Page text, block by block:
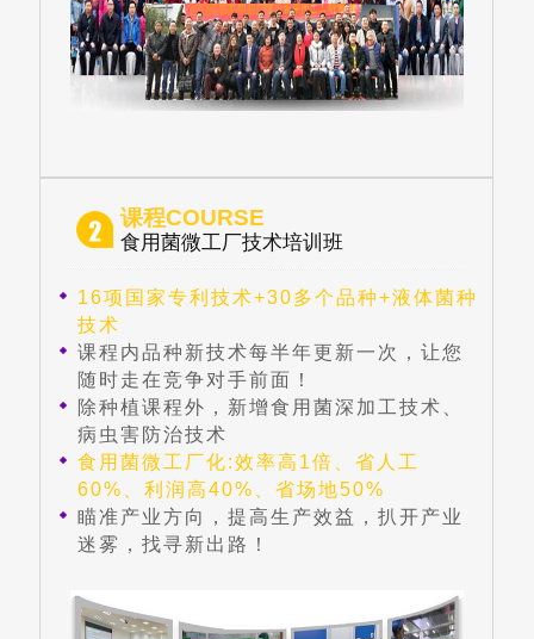
课程COURSE
食用菌微工厂技术培训班
16项国家专利技术+30多个品种+液体菌种
技术
课程内品种新技术每半年更新一次，让您
随时走在竞争对手前面！
除种植课程外，新增食用菌深加工技术、
病虫害防治技术
食用菌微工厂化:效率高1倍、省人工
60%、利润高40%、省场地50%
瞄准产业方向，提高生产效益，扒开产业
迷雾，找寻新出路！